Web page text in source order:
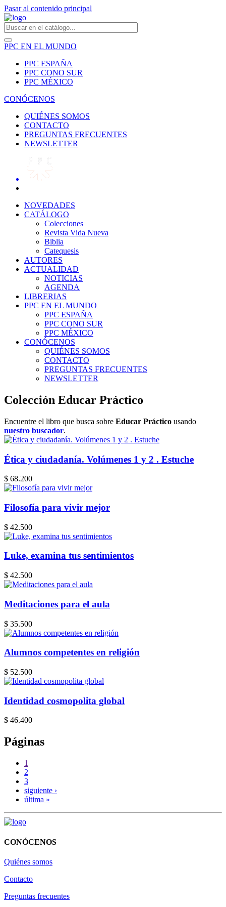
Pasar al contenido principal
PPC EN EL MUNDO
PPC ESPAÑA
PPC CONO SUR
PPC MÉXICO
CONÓCENOS
QUIÉNES SOMOS
CONTACTO
PREGUNTAS FRECUENTES
NEWSLETTER
NOVEDADES
CATÁLOGO
Colecciones
Revista Vida Nueva
Biblia
Catequesis
AUTORES
ACTUALIDAD
NOTICIAS
AGENDA
LIBRERIAS
PPC EN EL MUNDO
PPC ESPAÑA
PPC CONO SUR
PPC MÉXICO
CONÓCENOS
QUIÉNES SOMOS
CONTACTO
PREGUNTAS FRECUENTES
NEWSLETTER
Colección Educar Práctico
Encuentre el libro que busca sobre Educar Práctico usando
nuestro buscador.
Ética y ciudadanía. Volúmenes 1 y 2 . Estuche
$ 68.200
Filosofía para vivir mejor
$ 42.500
Luke, examina tus sentimientos
$ 42.500
Meditaciones para el aula
$ 35.500
Alumnos competentes en religión
$ 52.500
Identidad cosmopolita global
$ 46.400
Páginas
1
2
3
siguiente ›
última »
CONÓCENOS
Quiénes somos
Contacto
Preguntas frecuentes